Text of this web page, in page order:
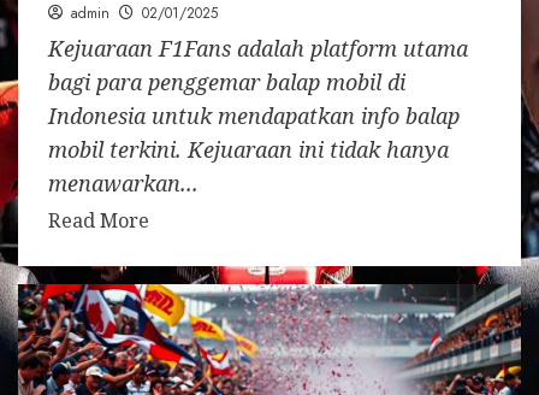
admin 02/01/2025
Kejuaraan F1Fans adalah platform utama
bagi para penggemar balap mobil di
Indonesia untuk mendapatkan info balap
mobil terkini. Kejuaraan ini tidak hanya
menawarkan...
Read More